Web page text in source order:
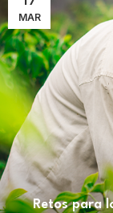
MAR
Retos para